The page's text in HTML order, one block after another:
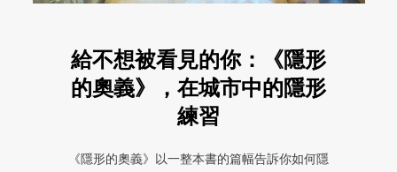
給不想被看見的你：《隱形
的奧義》，在城市中的隱形
練習
《隱形的奧義》以一整本書的篇幅告訴你如何隱